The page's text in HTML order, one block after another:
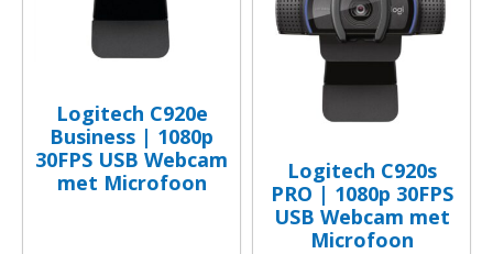
Logitech C920e
Business | 1080p
30FPS USB Webcam
met Microfoon
Logitech C920s
PRO | 1080p 30FPS
USB Webcam met
Microfoon